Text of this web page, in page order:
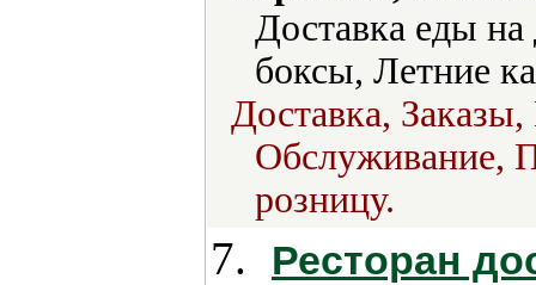
Доставка еды
боксы, Летние
Доставка,
Обслуживание,
розницу.
7. Ресторан